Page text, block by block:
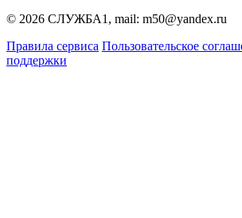
© 2026 СЛУЖБА1, mail: m50@yandex.ru
Правила сервиса Пользовательское
поддержки